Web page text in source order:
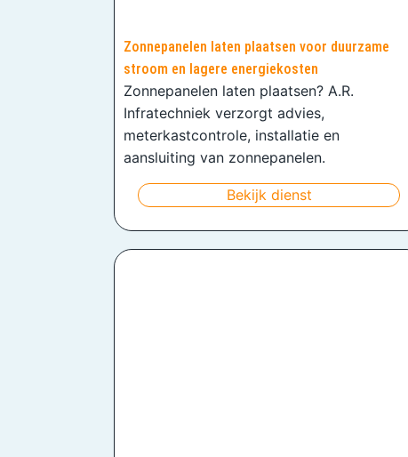
Zonnepanelen laten plaatsen voor duurzame
stroom en lagere energiekosten
Zonnepanelen laten plaatsen? A.R.
Infratechniek verzorgt advies,
meterkastcontrole, installatie en
aansluiting van zonnepanelen.
Bekijk dienst